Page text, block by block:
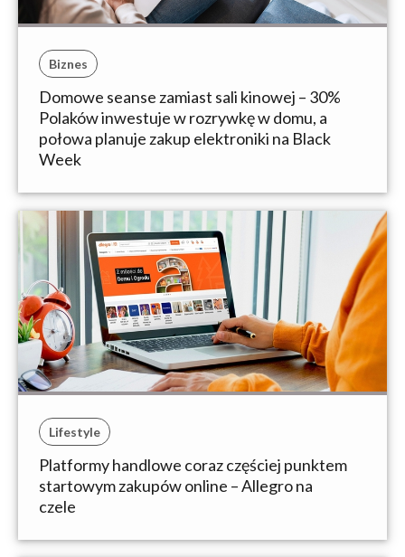
Biznes
Domowe seanse zamiast sali kinowej – 30%
Polaków inwestuje w rozrywkę w domu, a
połowa planuje zakup elektroniki na Black
Week
Lifestyle
Platformy handlowe coraz częściej punktem
startowym zakupów online – Allegro na
czele